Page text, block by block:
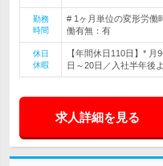
勤務
時間
# 1ヶ月単位の変形労
働有無：有
休日
休暇
【年間休日110日】*
日～20日／入社半年後
求人詳細を見る